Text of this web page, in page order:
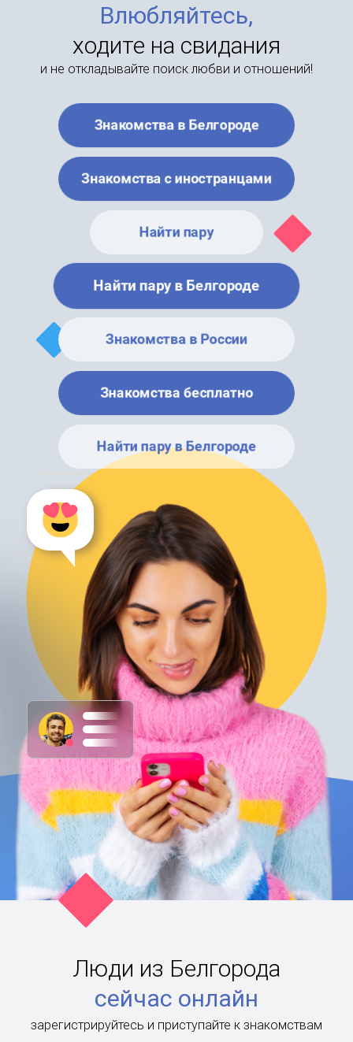
Влюбляйтесь,
ходите на свидания
и не откладывайте поиск любви и отношений!
Знакомства в Белгороде
Знакомства с иностранцами
Найти пару
Найти пару в Белгороде
Знакомства в России
Знакомства бесплатно
Найти пару в Белгороде
Люди из Белгорода
сейчас онлайн
зарегистрируйтесь и приступайте к знакомствам